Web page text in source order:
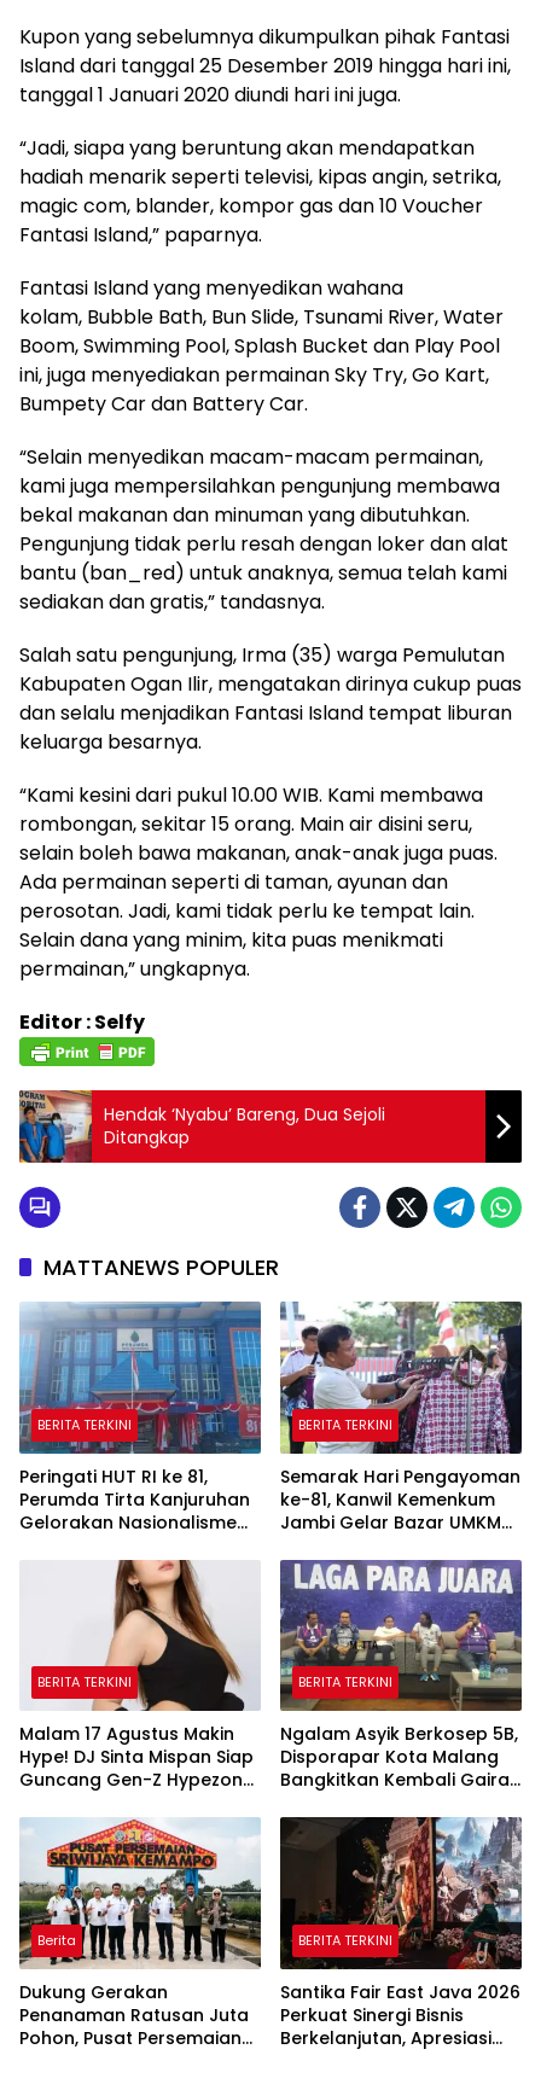
Kupon yang sebelumnya dikumpulkan pihak Fantasi
Island dari tanggal 25 Desember 2019 hingga hari ini,
tanggal 1 Januari 2020 diundi hari ini juga.
“Jadi, siapa yang beruntung akan mendapatkan
hadiah menarik seperti televisi, kipas angin, setrika,
magic com, blander, kompor gas dan 10 Voucher
Fantasi Island,” paparnya.
Fantasi Island yang menyedikan wahana
kolam, Bubble Bath, Bun Slide, Tsunami River, Water
Boom, Swimming Pool, Splash Bucket dan Play Pool
ini, juga menyediakan permainan Sky Try, Go Kart,
Bumpety Car dan Battery Car.
“Selain menyedikan macam-macam permainan,
kami juga mempersilahkan pengunjung membawa
bekal makanan dan minuman yang dibutuhkan.
Pengunjung tidak perlu resah dengan loker dan alat
bantu (ban_red) untuk anaknya, semua telah kami
sediakan dan gratis,” tandasnya.
Salah satu pengunjung, Irma (35) warga Pemulutan
Kabupaten Ogan Ilir, mengatakan dirinya cukup puas
dan selalu menjadikan Fantasi Island tempat liburan
keluarga besarnya.
“Kami kesini dari pukul 10.00 WIB. Kami membawa
rombongan, sekitar 15 orang. Main air disini seru,
selain boleh bawa makanan, anak-anak juga puas.
Ada permainan seperti di taman, ayunan dan
perosotan. Jadi, kami tidak perlu ke tempat lain.
Selain dana yang minim, kita puas menikmati
permainan,” ungkapnya.
Editor : Selfy
Hendak ‘Nyabu’ Bareng, Dua Sejoli
Ditangkap
MATTANEWS POPULER
BERITA TERKINI
Peringati HUT RI ke 81,
Perumda Tirta Kanjuruhan
Gelorakan Nasionalisme
Pembagian Bendera
BERITA TERKINI
Semarak Hari Pengayoman
ke-81, Kanwil Kemenkum
Jambi Gelar Bazar UMKM
BERITA TERKINI
Malam 17 Agustus Makin
Hype! DJ Sinta Mispan Siap
Guncang Gen-Z Hypezone
BERITA TERKINI
Ngalam Asyik Berkosep 5B,
Disporapar Kota Malang
Bangkitkan Kembali Gairah
Berita
Dukung Gerakan
Penanaman Ratusan Juta
Pohon, Pusat Persemaian
BERITA TERKINI
Santika Fair East Java 2026
Perkuat Sinergi Bisnis
Berkelanjutan, Apresiasi